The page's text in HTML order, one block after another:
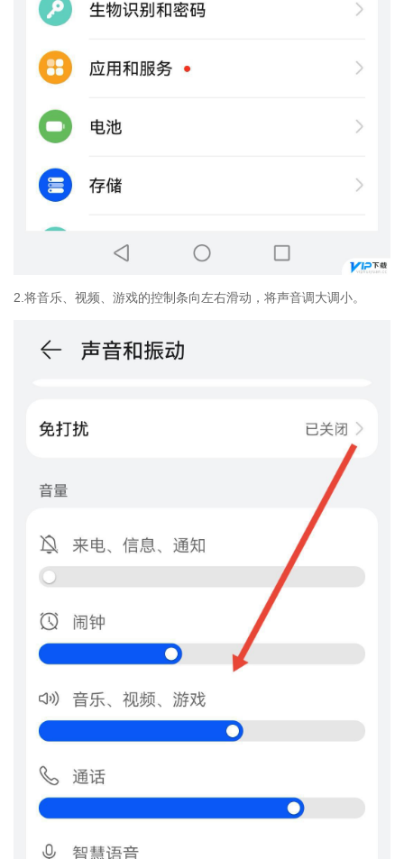
2.将音乐、视频、游戏的控制条向左右滑动，将声音调大调小。